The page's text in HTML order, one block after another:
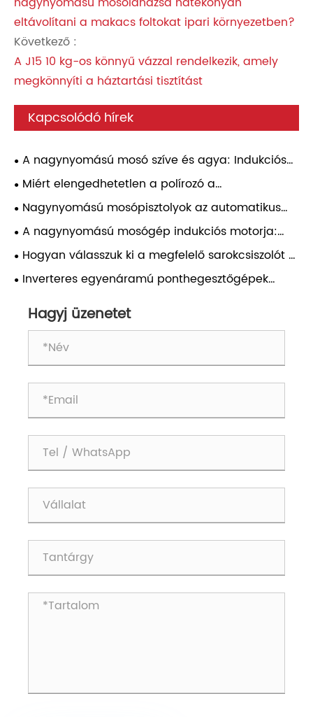
eltávolítani a makacs foltokat ipari környezetben?
Következő :
A J15 10 kg-os könnyű vázzal rendelkezik, amely
megkönnyíti a háztartási tisztítást
Kapcsolódó hírek
A nagynyomású mosó szíve és agya: Indukciós
motor és nyomásszabályozó – Gyakorlati
Miért elengedhetetlen a polírozó a
professzionális felületkezelési eredmények
eléréséhez?
Nagynyomású mosópisztolyok az automatikus
részletezéshez: nyomásillesztés, fúvókaválasztás és
napi használat megbízhatósága
A nagynyomású mosógép indukciós motorja:
átfogó elemzés
Hogyan válasszuk ki a megfelelő sarokcsiszolót a
különböző alkalmazásokhoz?
Inverteres egyenáramú ponthegesztőgépek
ponthegesztőgépekkel
Hagyj üzenetet